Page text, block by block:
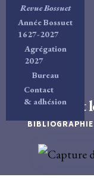
Revue Bossuet
Année Bossuet
1627-2027
Agrégation
2027
Bureau
Contact
& adhésion
BIBLIOGRAPHIE